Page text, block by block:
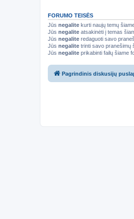
FORUMO TEISĖS
Jūs negalite kurti naujų temų
Jūs negalite atsakinėti į temas
Jūs negalite redaguoti savo
Jūs negalite trinti savo pranešimų
Jūs negalite prikabinti failų šiame
Pagrindinis diskusijų